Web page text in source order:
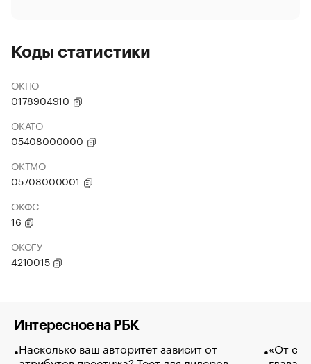
Коды статистики
ОКПО
0178904910
ОКАТО
05408000000
ОКТМО
05708000001
ОКФС
16
ОКОГУ
4210015
Интересное на РБК
Насколько ваш авторитет зависит от
«От